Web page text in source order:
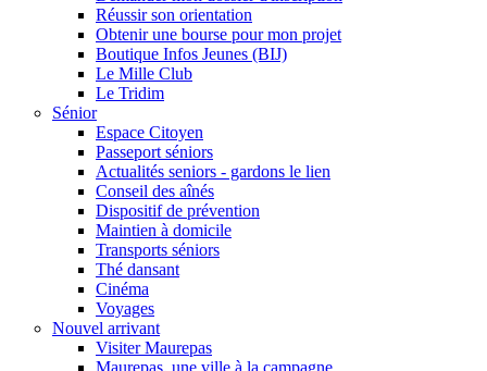
Réussir son orientation
Obtenir une bourse pour mon projet
Boutique Infos Jeunes (BIJ)
Le Mille Club
Le Tridim
Sénior
Espace Citoyen
Passeport séniors
Actualités seniors - gardons le lien
Conseil des aînés
Dispositif de prévention
Maintien à domicile
Transports séniors
Thé dansant
Cinéma
Voyages
Nouvel arrivant
Visiter Maurepas